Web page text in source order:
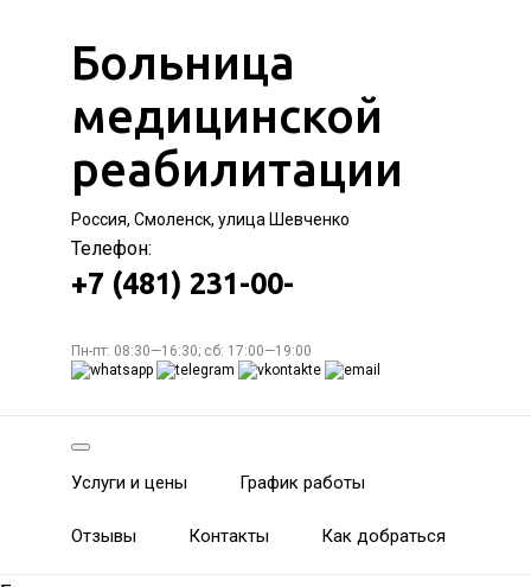
Больница
медицинской
реабилитации
Россия, Смоленск, улица Шевченко
Телефон:
+7 (481) 231-00-
Пн-пт: 08:30—16:30; сб: 17:00—19:00
Услуги и цены График работы
Отзывы Контакты Как добраться